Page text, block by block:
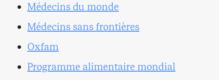
Médecins du monde
Médecins sans frontières
Oxfam
Programme alimentaire mondial